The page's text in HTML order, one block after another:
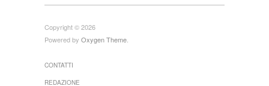
Copyright © 2026
Powered by Oxygen Theme
CONTATTI
REDAZIONE